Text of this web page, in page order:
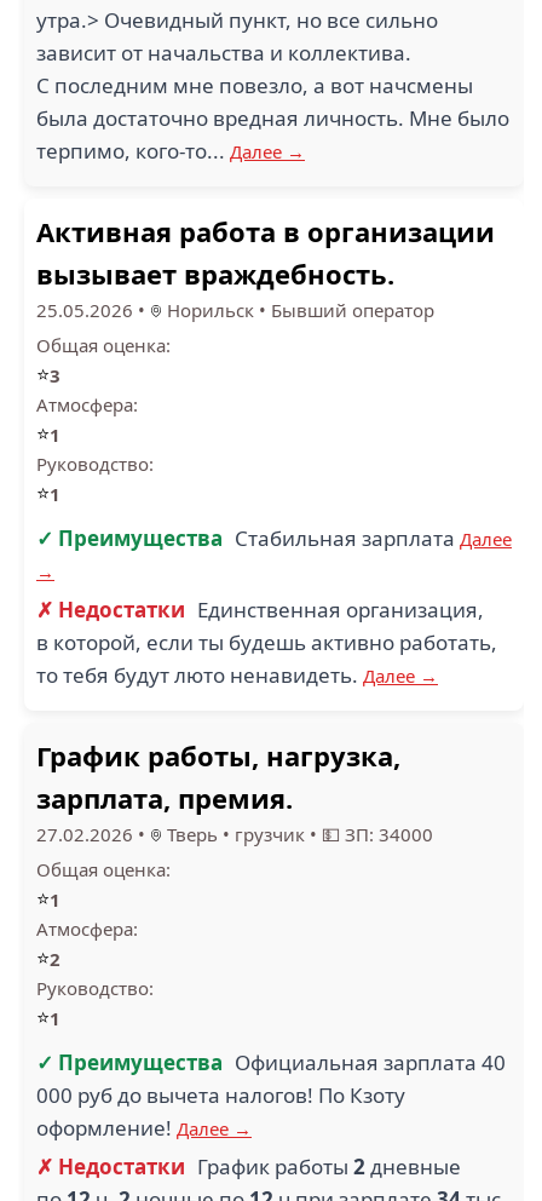
утра.> Очевидный пункт, но все сильно
зависит от начальства и коллектива.
С последним мне повезло, а вот начсмены
была достаточно вредная личность. Мне было
терпимо, кого-то... Далее →
Активная работа в организации
вызывает враждебность.
25.05.2026 • Норильск • Бывший оператор
Общая оценка:
⭐3
Атмосфера:
⭐1
Руководство:
⭐1
✓ Преимущества Стабильная зарплата Далее
→
✗ Недостатки Единственная организация,
в которой, если ты будешь активно работать,
то тебя будут люто ненавидеть. Далее →
График работы, нагрузка,
зарплата, премия.
27.02.2026 • Тверь • грузчик • 💵 ЗП: 34000
Общая оценка:
⭐1
Атмосфера:
⭐2
Руководство:
⭐1
✓ Преимущества Официальная зарплата 40
000 руб до вычета налогов! По Кзоту
оформление! Далее →
✗ Недостатки График работы 2дневные